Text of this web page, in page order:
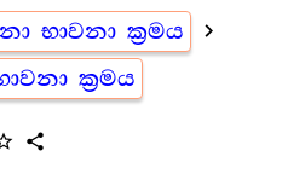
භාවනා ක්‍රමය navigate_next
ක්‍රමය
share